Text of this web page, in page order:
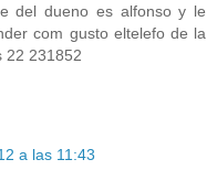
del dueno es alfonso y le
com gusto eltelefo de la
22 231852
a las 11:43